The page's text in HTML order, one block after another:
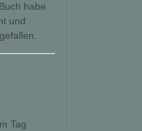
habe
und
Tag